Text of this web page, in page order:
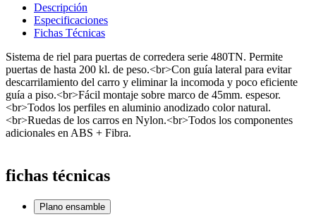
Descripción
Especificaciones
Fichas Técnicas
Sistema de riel para puertas de corredera serie 480TN. Permite
puertas de hasta 200 kl. de peso.<br>Con guía lateral para evitar
descarrilamiento del carro y eliminar la incomoda y poco eficiente
guía a piso.<br>Fácil montaje sobre marco de 45mm. espesor.
<br>Todos los perfiles en aluminio anodizado color natural.
<br>Ruedas de los carros en Nylon.<br>Todos los componentes
adicionales en ABS + Fibra.
fichas técnicas
Plano ensamble